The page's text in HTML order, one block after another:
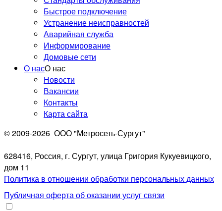
Ребрендинг телеканалов
«Романс» и «Саспенс»
Быстрое подключение
Устранение неисправностей
Аварийная служба
Информирование
Домовые сети
О насО нас
Новости
Вакансии
Контакты
Карта сайта
© 2009-2026 ООО "Метросеть-Сургут"
628416, Россия, г. Сургут, улица Григория Кукуевицкого,
дом 11
Политика в отношении обработки персональных данных
Публичная оферта об оказании услуг связи